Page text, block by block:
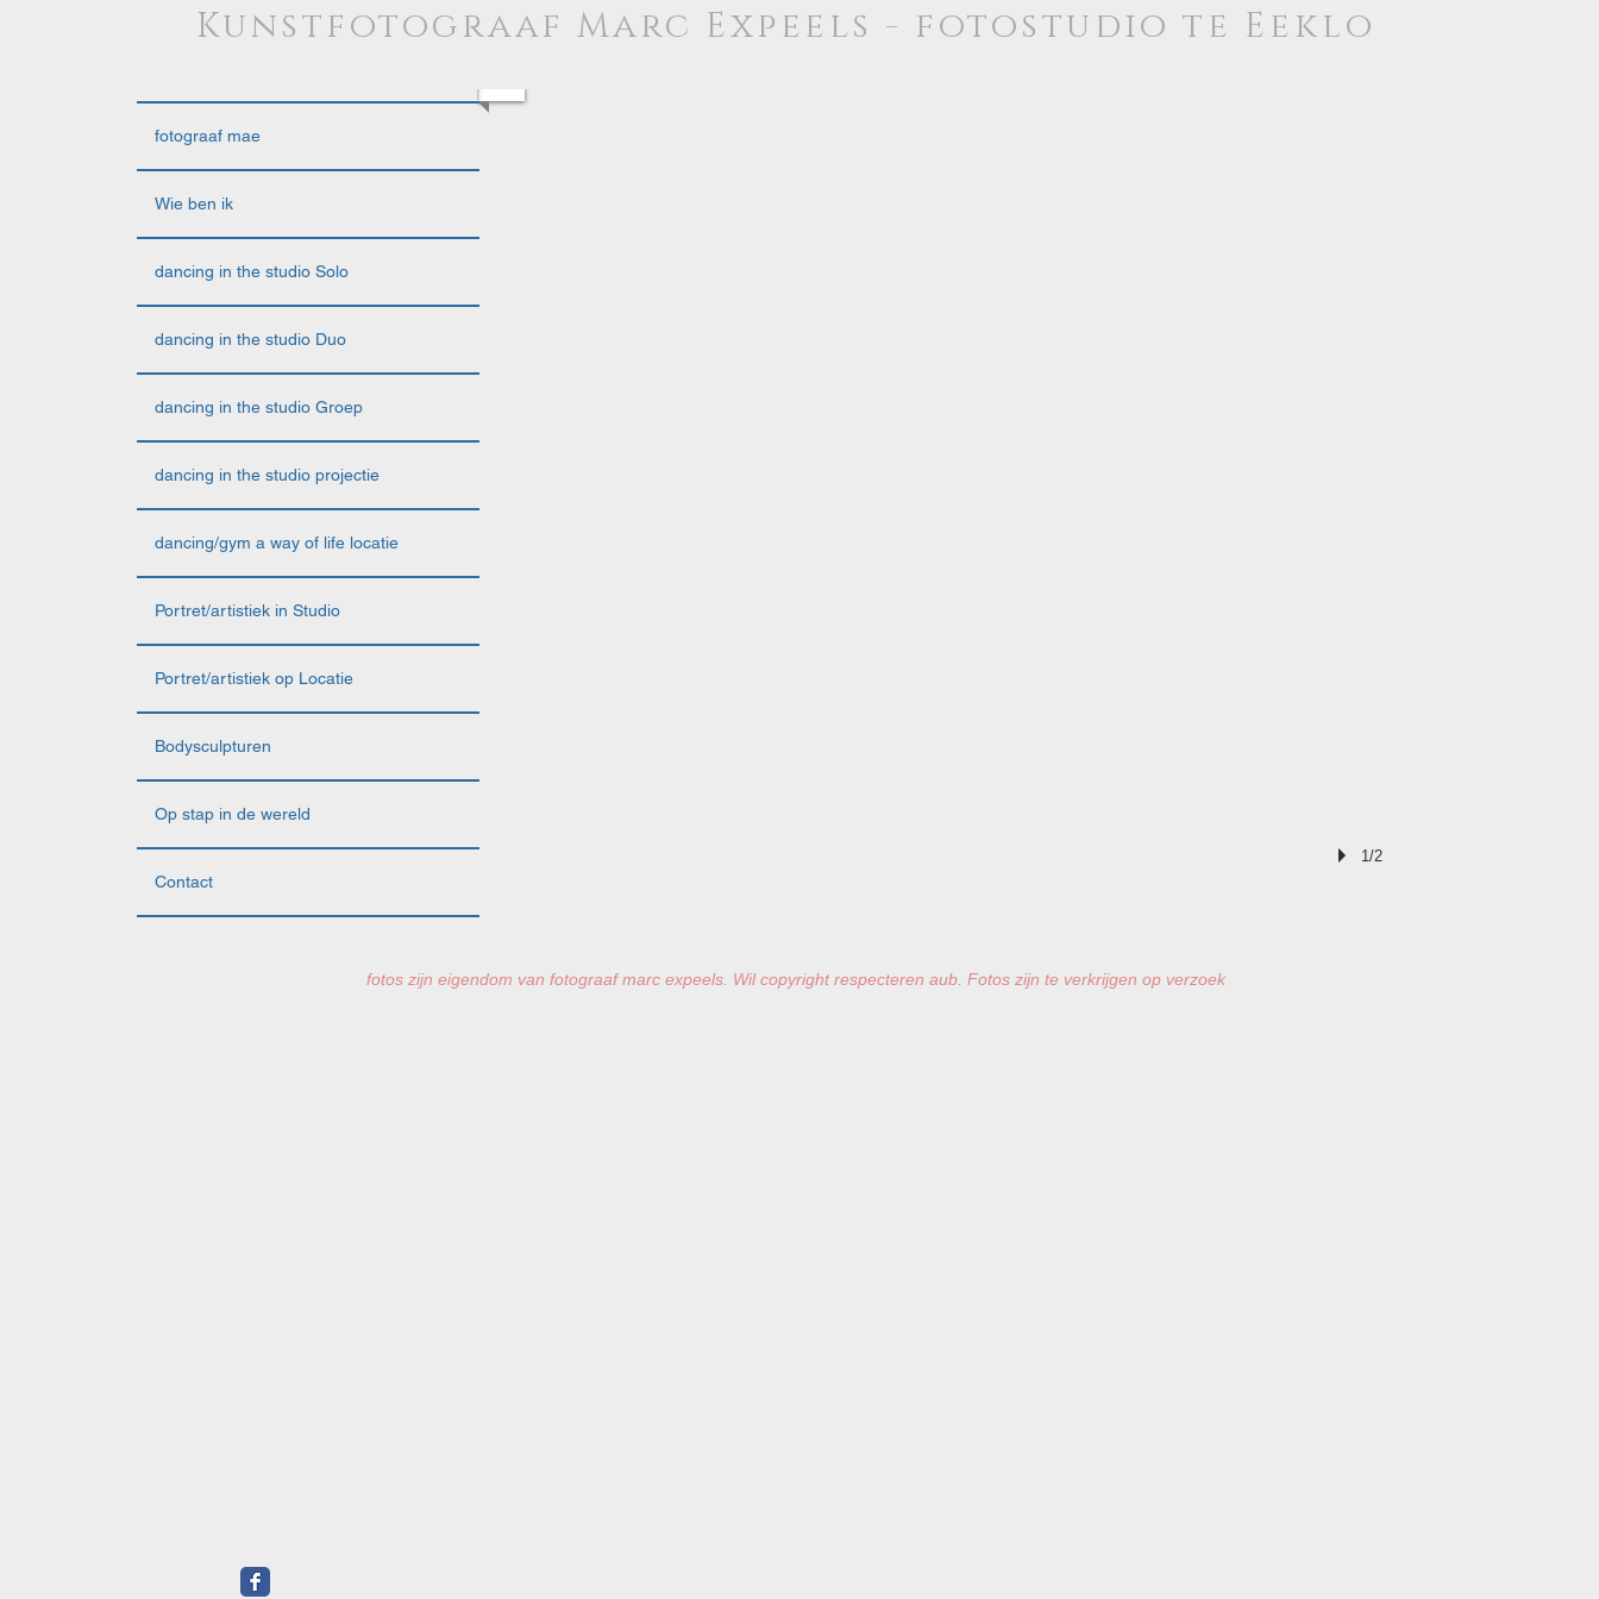
Kunstfotograaf Marc Expeels - fotostudio te Eeklo
1/2
fotograaf mae
Wie ben ik
dancing in the studio Solo
dancing in the studio Duo
dancing in the studio Groep
dancing in the studio projectie
dancing/gym a way of life locatie
Portret/artistiek in Studio
Portret/artistiek op Locatie
Bodysculpturen
Op stap in de wereld
Contact
fotos zijn eigendom van fotograaf marc expeels. Wil copyright respecteren aub. Fotos zijn te verkrijgen op verzoek